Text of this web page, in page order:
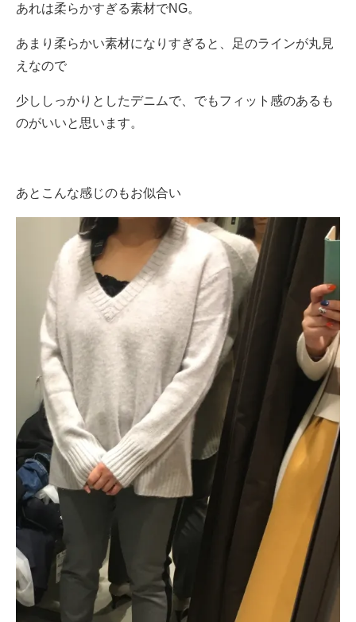
あれは柔らかすぎる素材でNG。
あまり柔らかい素材になりすぎると、足のラインが丸見
えなので
少ししっかりとしたデニムで、でもフィット感のあるも
のがいいと思います。
あとこんな感じのもお似合い